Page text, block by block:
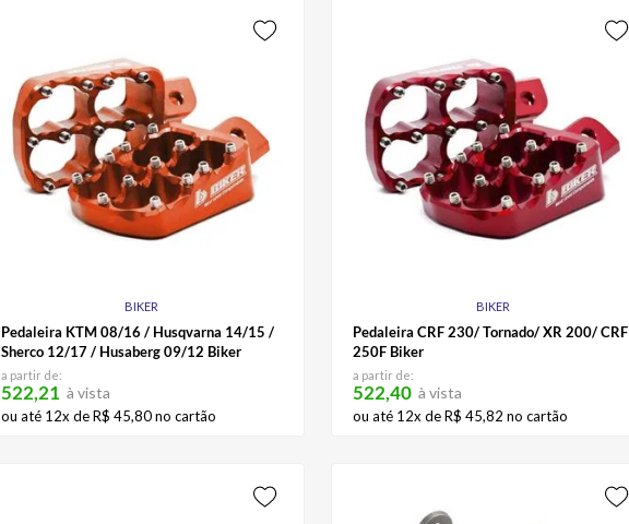
BIKER
Pedaleira KTM 08/16 / Husqvarna 14/15 /
Sherco 12/17 / Husaberg 09/12 Biker
a partir de:
522,21 à vista
ou até 12x deR$ 45,80no cartão
BIKER
Pedaleira CRF 230/ Tornado/ XR 200/ CRF
250F Biker
a partir de:
522,40 à vista
ou até 12x deR$ 45,82 no cartão